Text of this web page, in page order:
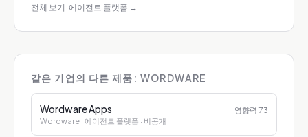
전체 보기: 에이전트 플랫폼 →
같은 기업의 다른 제품: WORDWARE
Wordware Apps 영향력 73
Wordware · 에이전트 플랫폼 · 비공개